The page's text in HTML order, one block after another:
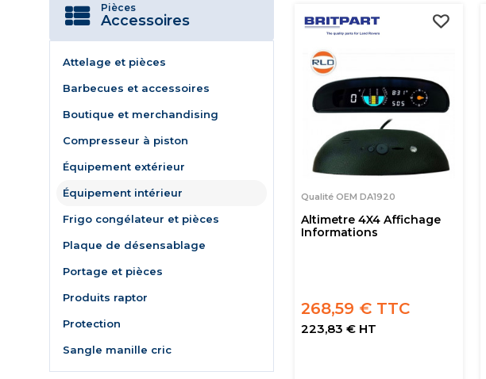
Pièces
Accessoires
Attelage et pièces
Barbecues et accessoires
Boutique et merchandising
Compresseur à piston
Équipement extérieur
Équipement intérieur
Frigo congélateur et pièces
Plaque de désensablage
Portage et pièces
Produits raptor
Protection
Sangle manille cric
Qualité OEM DA1920
Altimetre 4X4 Affichage
Informations
268,59 € TTC
223,83 € HT